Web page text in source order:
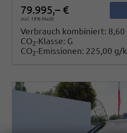
79.995,– €
incl. 19% MwSt.
Verbrauch kombiniert:
CO2-Klasse: G
CO2-Emissionen: 225,00 g/